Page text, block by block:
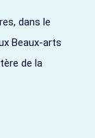
dans le
Beaux-arts
de la